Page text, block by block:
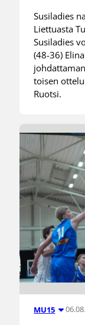
Susiladies
Liettuasta
Susiladies
(48-36)
toisen
Ruotsi.
MU15